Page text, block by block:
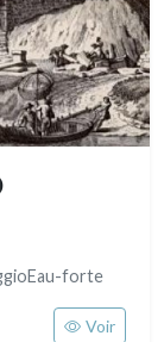
forte
Voir